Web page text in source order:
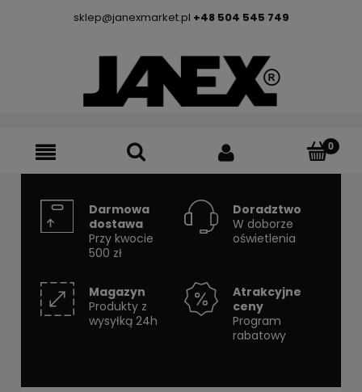
sklep@janexmarket.pl +48 504 545 749
Darmowa
dostawa
Przy kwocie
500 zł
Doradztwo
W doborze
oświetlenia
Magazyn
Produkty z
wysyłką 24h
Atrakcyjne
ceny
Program
rabatowy